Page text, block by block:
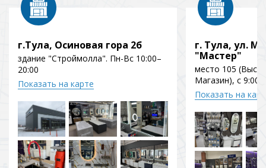
г.Тула, Осиновая гора 2б
здание "Строймолла". Пн-Вс 10:00–
20:00
Показать на карте
г. Тула, ул.
"Мастер"
место 105
Магазин), с 9:00
Показать на